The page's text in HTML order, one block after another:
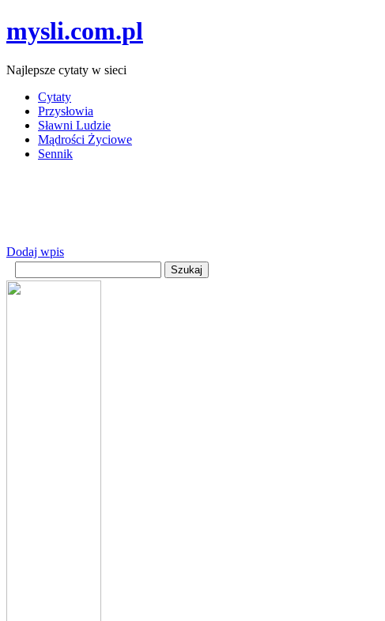
mysli.com.pl
Najlepsze cytaty w sieci
Cytaty
Przysłowia
Sławni Ludzie
Mądrości Życiowe
Sennik
Dodaj wpis